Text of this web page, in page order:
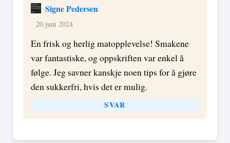
Signe Pedersen
20 juni 2024
En frisk og herlig matopplevelse! Smakene
var fantastiske, og oppskriften var enkel å
følge. Jeg savner kanskje noen tips for å gjøre
den sukkerfri, hvis det er mulig.
SVAR